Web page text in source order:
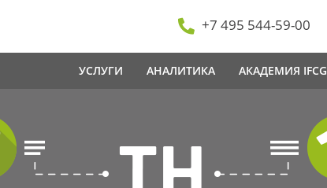
+7 495 544-59-00
УСЛУГИ АНАЛИТИКА АКАДЕМИЯ IFCG